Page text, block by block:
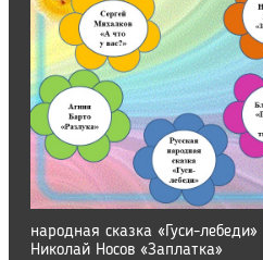
народная сказка «Гуси-лебеди»
Николай Носов «Заплатка»